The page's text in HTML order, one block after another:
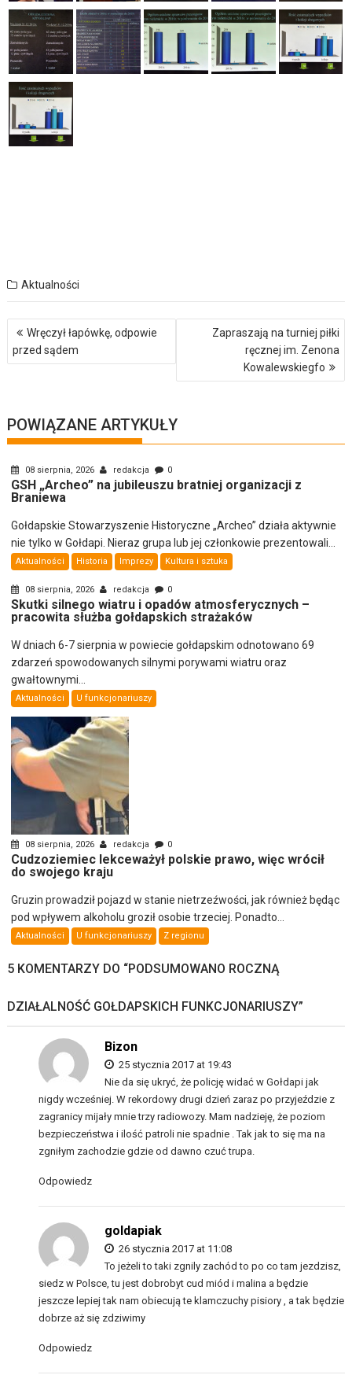
Aktualności
Nawigacja
wpisu
Wręczył łapówkę, odpowie
przed sądem
Zapraszają na turniej piłki
ręcznej im. Zenona
Kowalewskiegfo
POWIĄZANE ARTYKUŁY
08 sierpnia, 2026 redakcja 0
GSH „Archeo” na jubileuszu bratniej organizacji z
Braniewa
Gołdapskie Stowarzyszenie Historyczne „Archeo” działa aktywnie
nie tylko w Gołdapi. Nieraz grupa lub jej członkowie prezentowali...
Aktualności Historia Imprezy Kultura i sztuka
08 sierpnia, 2026 redakcja 0
Skutki silnego wiatru i opadów atmosferycznych –
pracowita służba gołdapskich strażaków
W dniach 6-7 sierpnia w powiecie gołdapskim odnotowano 69
zdarzeń spowodowanych silnymi porywami wiatru oraz
gwałtownymi...
Aktualności U funkcjonariuszy
08 sierpnia, 2026 redakcja 0
Cudzoziemiec lekceważył polskie prawo, więc wrócił
do swojego kraju
Gruzin prowadził pojazd w stanie nietrzeźwości, jak również będąc
pod wpływem alkoholu groził osobie trzeciej. Ponadto...
Aktualności U funkcjonariuszy Z regionu
5 KOMENTARZY DO “PODSUMOWANO ROCZNĄ
DZIAŁALNOŚĆ GOŁDAPSKICH FUNKCJONARIUSZY”
Bizon
25 stycznia 2017 at 19:43
Nie da się ukryć, że policję widać w Gołdapi jak
nigdy wcześniej. W rekordowy drugi dzień zaraz po przyjeździe z
zagranicy mijały mnie trzy radiowozy. Mam nadzieję, że poziom
bezpieczeństwa i ilość patroli nie spadnie . Tak jak to się ma na
zgniłym zachodzie gdzie od dawno czuć trupa.
Odpowiedz
goldapiak
26 stycznia 2017 at 11:08
To jeżeli to taki zgnily zachód to po co tam jezdzisz,
siedz w Polsce, tu jest dobrobyt cud miód i malina a będzie
jeszcze lepiej tak nam obiecują te klamczuchy pisiory , a tak będzie
dobrze aż się zdziwimy
Odpowiedz